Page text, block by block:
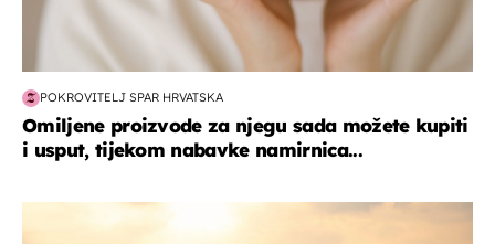
POKROVITELJ SPAR HRVATSKA
Omiljene proizvode za njegu sada možete kupiti
i usput, tijekom nabavke namirnica...